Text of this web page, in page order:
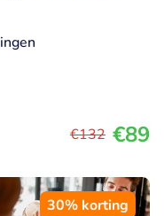
€132 €89
30% korting